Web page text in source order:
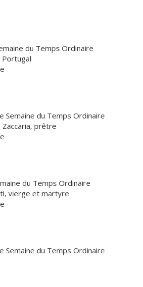
du Temps Ordinaire
Portugal
Semaine du Temps Ordinaire
Zaccaria, prêtre
du Temps Ordinaire
vierge et martyre
Semaine du Temps Ordinaire